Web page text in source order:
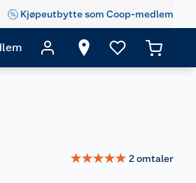
Kjøpeutbytte som Coop-medlem
☆☆☆☆☆ 2omtaler